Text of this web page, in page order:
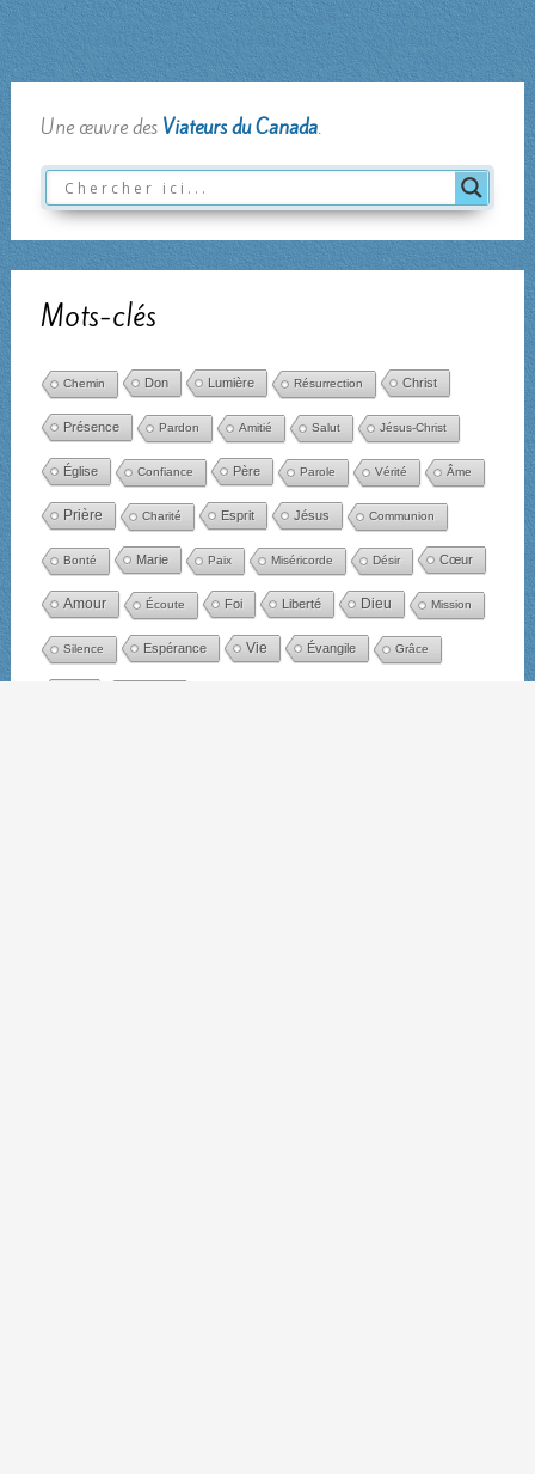
Une œuvre des Viateurs du Canada.
Mots-clés
Chemin Don Lumière Résurrection Christ
Présence Pardon Amitié Salut Jésus-Christ
Église Confiance Père Parole Vérité Âme
Prière Charité Esprit Jésus Communion
Bonté Marie Paix Miséricorde Désir Cœur
Amour Écoute Foi Liberté Dieu Mission
Silence Espérance Vie Évangile Grâce